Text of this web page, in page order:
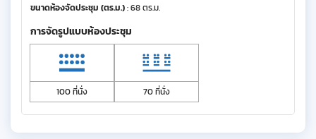
ขนาดห้องจัดประชุม (ตร.ม.): 68 ตร.ม.
การจัดรูปแบบห้องประชุม
100 ที่นั่ง 70 ที่นั่ง